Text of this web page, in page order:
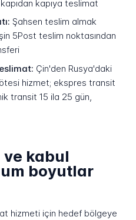
kapıya teslimat
Şahsen teslim almak
5Post teslim noktasından
Çin'den Rusya'daki
ötesi hizmet; ekspres transit
transit 15 ila 25 gün,
kabul
boyutlar
hizmeti için hedef bölgeye